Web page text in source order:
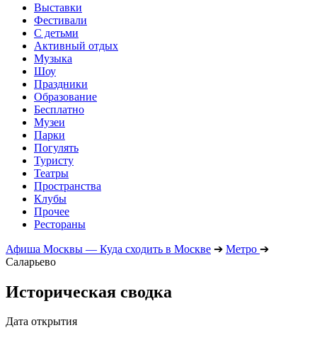
Выставки
Фестивали
С детьми
Активный отдых
Музыка
Шоу
Праздники
Образование
Бесплатно
Музеи
Парки
Погулять
Туристу
Театры
Пространства
Клубы
Прочее
Рестораны
Афиша Москвы — Куда сходить в Москве ➔ Метро ➔
Саларьево
Историческая сводка
Дата открытия